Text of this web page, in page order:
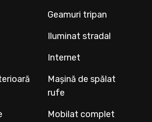
Geamuri tripan
Iluminat stradal
Internet
Mașină de spălat
rufe
Mobilat complet